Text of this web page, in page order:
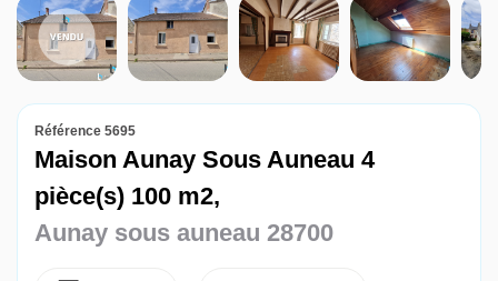
Référence 5695
Maison Aunay Sous Auneau 4
pièce(s) 100 m2,
Aunay sous auneau 28700